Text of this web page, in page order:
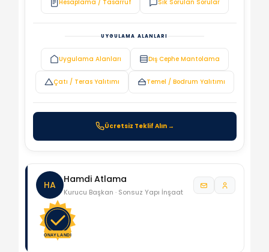
Hesaplama / Tasarruf Sık Sorulan Sorular
UYGULAMA ALANLARI
Uygulama Alanları Dış Cephe Mantolama
Çatı / Teras Yalıtımı Temel / Bodrum Yalıtımı
Ücretsiz Teklif Alın →
HA Hamdi Atlama
Kurucu Başkan · Sonsuz Yapı İnşaat
ONAYLANDI